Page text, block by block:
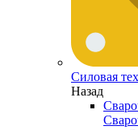
Силовая
Назад